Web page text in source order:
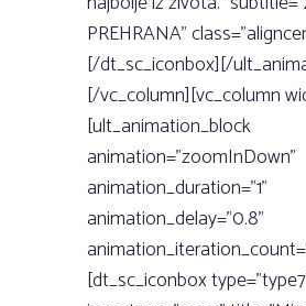
PREHRANA”
[/dt_sc_iconbox][/
[/vc_column][vc_column
[ult_animation_block
animation=”zoomInDown”
animation_duration=”1”
animation_delay=”0.8”
[dt_sc_iconbox